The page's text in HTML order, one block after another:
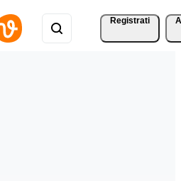
Registrati